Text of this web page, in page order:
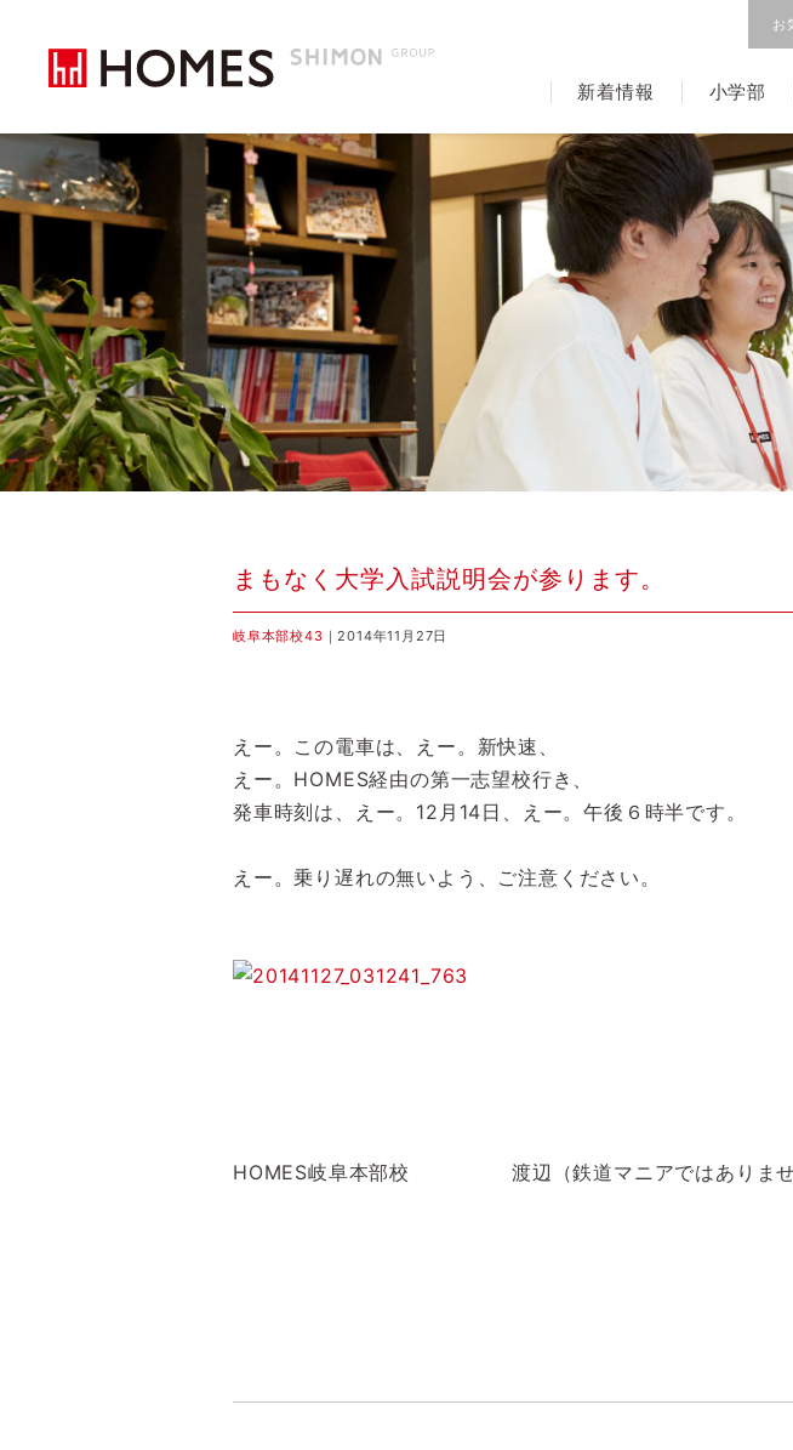
新着情報 小学部
お
まもなく大学入試説明会が参ります。
岐阜本部校43 ｜2014年11月27日
えー。この電車は、えー。新快速、
えー。HOMES経由の第一志望校行き、
発車時刻は、えー。12月14日、えー。午後６時半です。
えー。乗り遅れの無いよう、ご注意ください。
HOMES岐阜本部校 渡辺（鉄道マニアではありませ